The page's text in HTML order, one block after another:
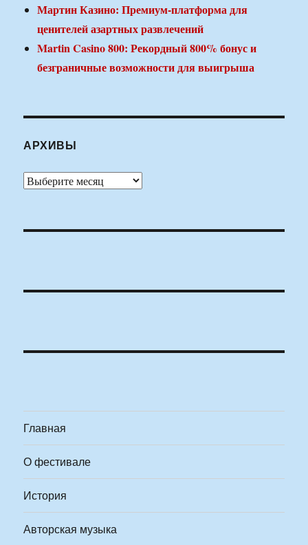
Мартин Казино: Премиум-платформа для
ценителей азартных развлечений
Martin Casino 800: Рекордный 800% бонус и
безграничные возможности для выигрыша
АРХИВЫ
Архивы
Главная
О фестивале
История
Авторская музыка